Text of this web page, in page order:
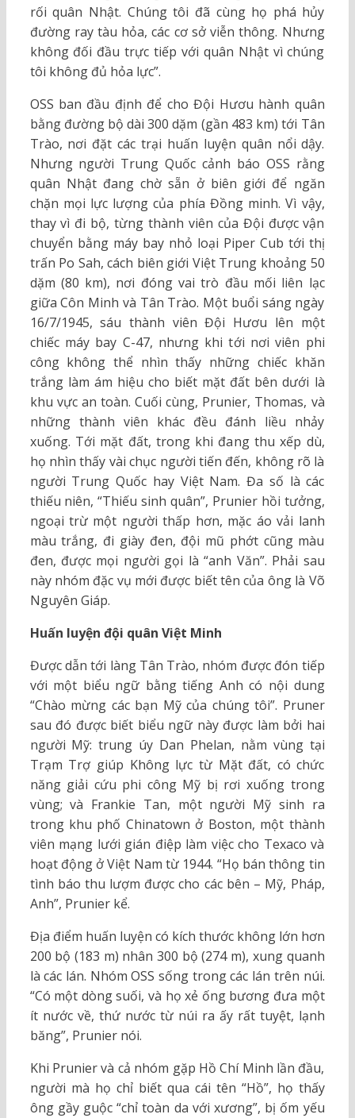
rối quân Nhật. Chúng tôi đã cùng họ phá hủy
đường ray tàu hỏa, các cơ sở viễn thông. Nhưng
không đối đầu trực tiếp với quân Nhật vì chúng
tôi không đủ hỏa lực”.
OSS ban đầu định để cho Đội Hươu hành quân
bằng đường bộ dài 300 dặm (gần 483 km) tới Tân
Trào, nơi đặt các trại huấn luyện quân nổi dậy.
Nhưng người Trung Quốc cảnh báo OSS rằng
quân Nhật đang chờ sẵn ở biên giới để ngăn
chặn mọi lực lượng của phía Đồng minh. Vì vậy,
thay vì đi bộ, từng thành viên của Đội được vận
chuyển bằng máy bay nhỏ loại Piper Cub tới thị
trấn Po Sah, cách biên giới Việt Trung khoảng 50
dặm (80 km), nơi đóng vai trò đầu mối liên lạc
giữa Côn Minh và Tân Trào. Một buổi sáng ngày
16/7/1945, sáu thành viên Đội Hươu lên một
chiếc máy bay C-47, nhưng khi tới nơi viên phi
công không thể nhìn thấy những chiếc khăn
trắng làm ám hiệu cho biết mặt đất bên dưới là
khu vực an toàn. Cuối cùng, Prunier, Thomas, và
những thành viên khác đều đánh liều nhảy
xuống. Tới mặt đất, trong khi đang thu xếp dù,
họ nhìn thấy vài chục người tiến đến, không rõ là
người Trung Quốc hay Việt Nam. Đa số là các
thiếu niên, “Thiếu sinh quân”, Prunier hồi tưởng,
ngoại trừ một người thấp hơn, mặc áo vải lanh
màu trắng, đi giày đen, đội mũ phớt cũng màu
đen, được mọi người gọi là “anh Văn”. Phải sau
này nhóm đặc vụ mới được biết tên của ông là Võ
Nguyên Giáp.
Huấn luyện đội quân Việt Minh
Được dẫn tới làng Tân Trào, nhóm được đón tiếp
với một biểu ngữ bằng tiếng Anh có nội dung
“Chào mừng các bạn Mỹ của chúng tôi”. Pruner
sau đó được biết biểu ngữ này được làm bởi hai
người Mỹ: trung úy Dan Phelan, nằm vùng tại
Trạm Trợ giúp Không lực từ Mặt đất, có chức
năng giải cứu phi công Mỹ bị rơi xuống trong
vùng; và Frankie Tan, một người Mỹ sinh ra
trong khu phố Chinatown ở Boston, một thành
viên mạng lưới gián điệp làm việc cho Texaco và
hoạt động ở Việt Nam từ 1944. “Họ bán thông tin
tình báo thu lượm được cho các bên – Mỹ, Pháp,
Anh”, Prunier kể.
Địa điểm huấn luyện có kích thước không lớn hơn
200 bộ (183 m) nhân 300 bộ (274 m), xung quanh
là các lán. Nhóm OSS sống trong các lán trên núi.
“Có một dòng suối, và họ xẻ ống bương đưa một
ít nước về, thứ nước từ núi ra ấy rất tuyệt, lạnh
băng”, Prunier nói.
Khi Prunier và cả nhóm gặp Hồ Chí Minh lần đầu,
người mà họ chỉ biết qua cái tên “Hồ”, họ thấy
ông gầy guộc “chỉ toàn da với xương”, bị ốm yếu